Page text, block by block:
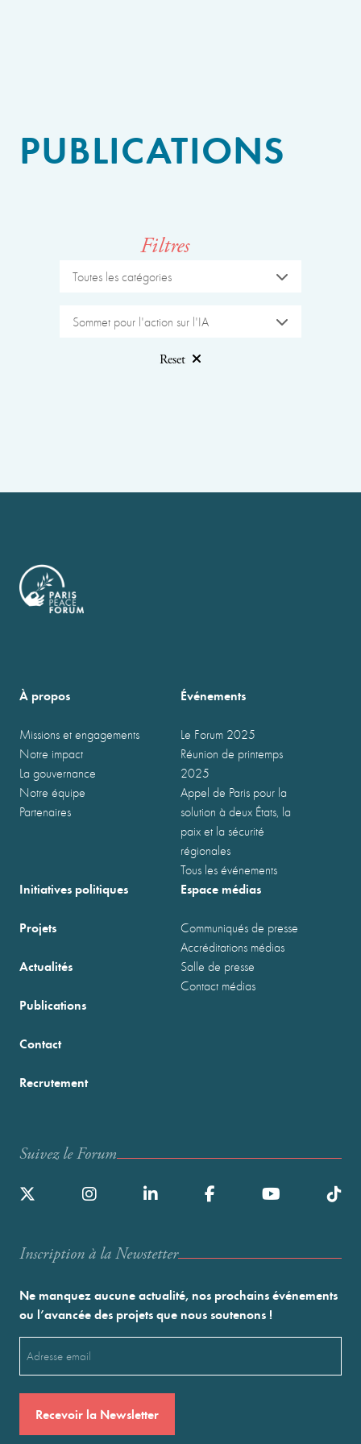
PUBLICATIONS
Filtres
Toutes les catégories
Sommet pour l'action sur l'IA
Reset
À propos
Missions et engagements
Notre impact
La gouvernance
Notre équipe
Partenaires
Événements
Le Forum 2025
Réunion de printemps
2025
Appel de Paris pour la
solution à deux États, la
paix et la sécurité
régionales
Tous les événements
Initiatives politiques
Projets
Actualités
Publications
Espace médias
Communiqués de presse
Accréditations médias
Salle de presse
Contact médias
Contact
Recrutement
Suivez le Forum
Inscription à la Newstetter
Ne manquez aucune actualité, nos prochains événements
ou l’avancée des projets que nous soutenons !
(Nécessaire)